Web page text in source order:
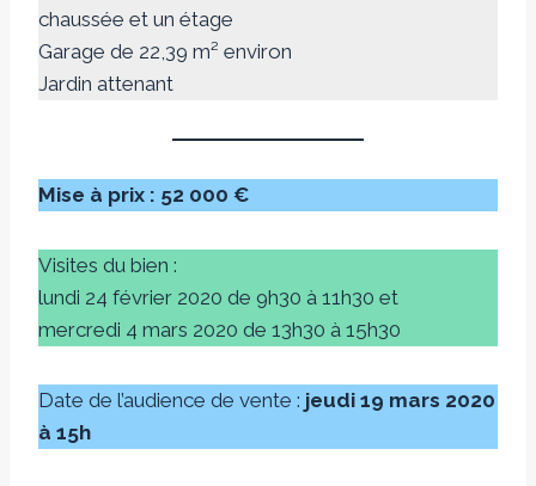
chaussée et un étage
Garage de 22,39 m² environ
Jardin attenant
Mise à prix : 52 000 €
Visites du bien :
lundi 24 février 2020 de 9h30 à 11h30 et
mercredi 4 mars 2020 de 13h30 à 15h30
Date de l’audience de vente : jeudi 19 mars 2020
à 15h